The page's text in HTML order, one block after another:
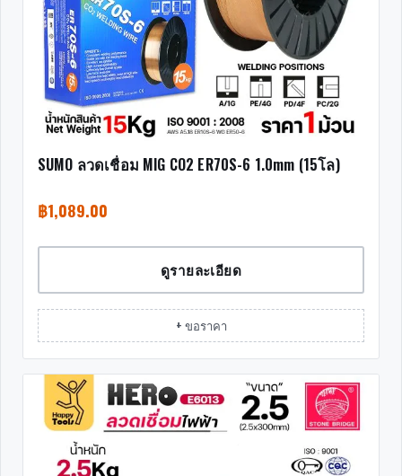
SUMO ลวดเชื่อม MIG CO2 ER70S-6 1.0mm (15โล)
฿1,089.00
ดูรายละเอียด
+ ขอราคา